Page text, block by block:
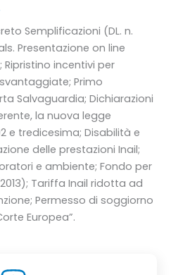
Semplificazioni (DL. n.
Presentazione on line
incentivi per
Primo
Salvaguardia; Dichiarazioni
la nuova legge
e tredicesima; Disabilità e
delle prestazioni Inail;
e ambiente; Fondo per
Tariffa Inail ridotta ad
Permesso di soggiorno
Europea”.